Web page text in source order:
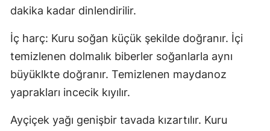
dakika kadar dinlendirilir.
İç harç: Kuru soğan küçük şekilde doğranır. İçi
temizlenen dolmalık biberler soğanlarla aynı
büyüklkte doğranır. Temizlenen maydanoz
yaprakları incecik kıyılır.
Ayçiçek yağı genişbir tavada kızartılır. Kuru